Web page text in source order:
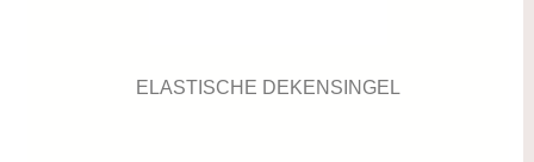
ELASTISCHE DEKENSINGEL